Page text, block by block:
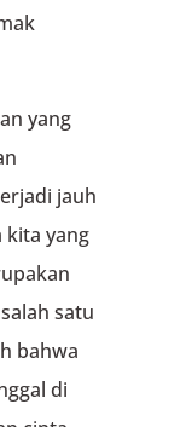
yang
jauh
kita yang
satu
bahwa
di